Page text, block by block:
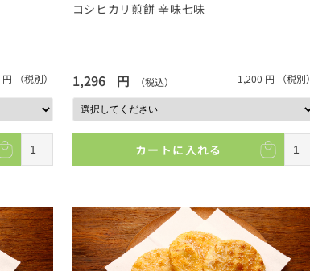
円 （税別）
コシヒカリ煎餅 辛味七味
1,296 円 （税込） 1,200 円 （税別）
カートに入れる